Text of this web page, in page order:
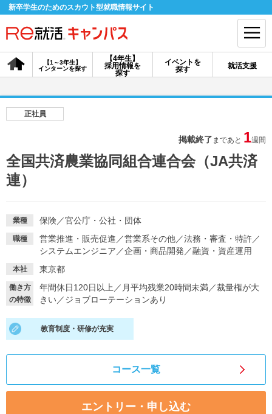
新卒学生のためのスカウト型就職情報サイト
【4年生】
採用情報を
探す
【1～3年生】
インターンを探す
イベントを
探す
就活支援
会員登録 ログイン
採用情報を探す
イベントを探す スカウト
就活ノウハウ・サポート
就活支援 就活コラム
適職診断
あなたに合う仕事を診断！ 動画で対策講座をチェック
就活ニュースペーパー
就活時事ニュースを更新
よくある質問
不明点があればこちら
正社員
掲載終了 まであと 1週間
全国共済農業協同組合連合会（JA共済
連）
業種 保険／官公庁・公社・団体
職種 営業推進・販売促進 ／営業系その他／法務・審査・特許／
システムエンジニア ／企画・商品開発 ／融資・資産運用
本社 東京都
働き方
の特徴
年間休日120日以上 ／ 月平均残業20時間未満／裁量権が大
きい／ジョブローテーションあり
教育制度・研修が充実
コース一覧
エントリー・申し込む